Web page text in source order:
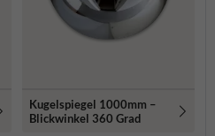
Kugelspiegel 1000mm –
Blickwinkel 360 Grad